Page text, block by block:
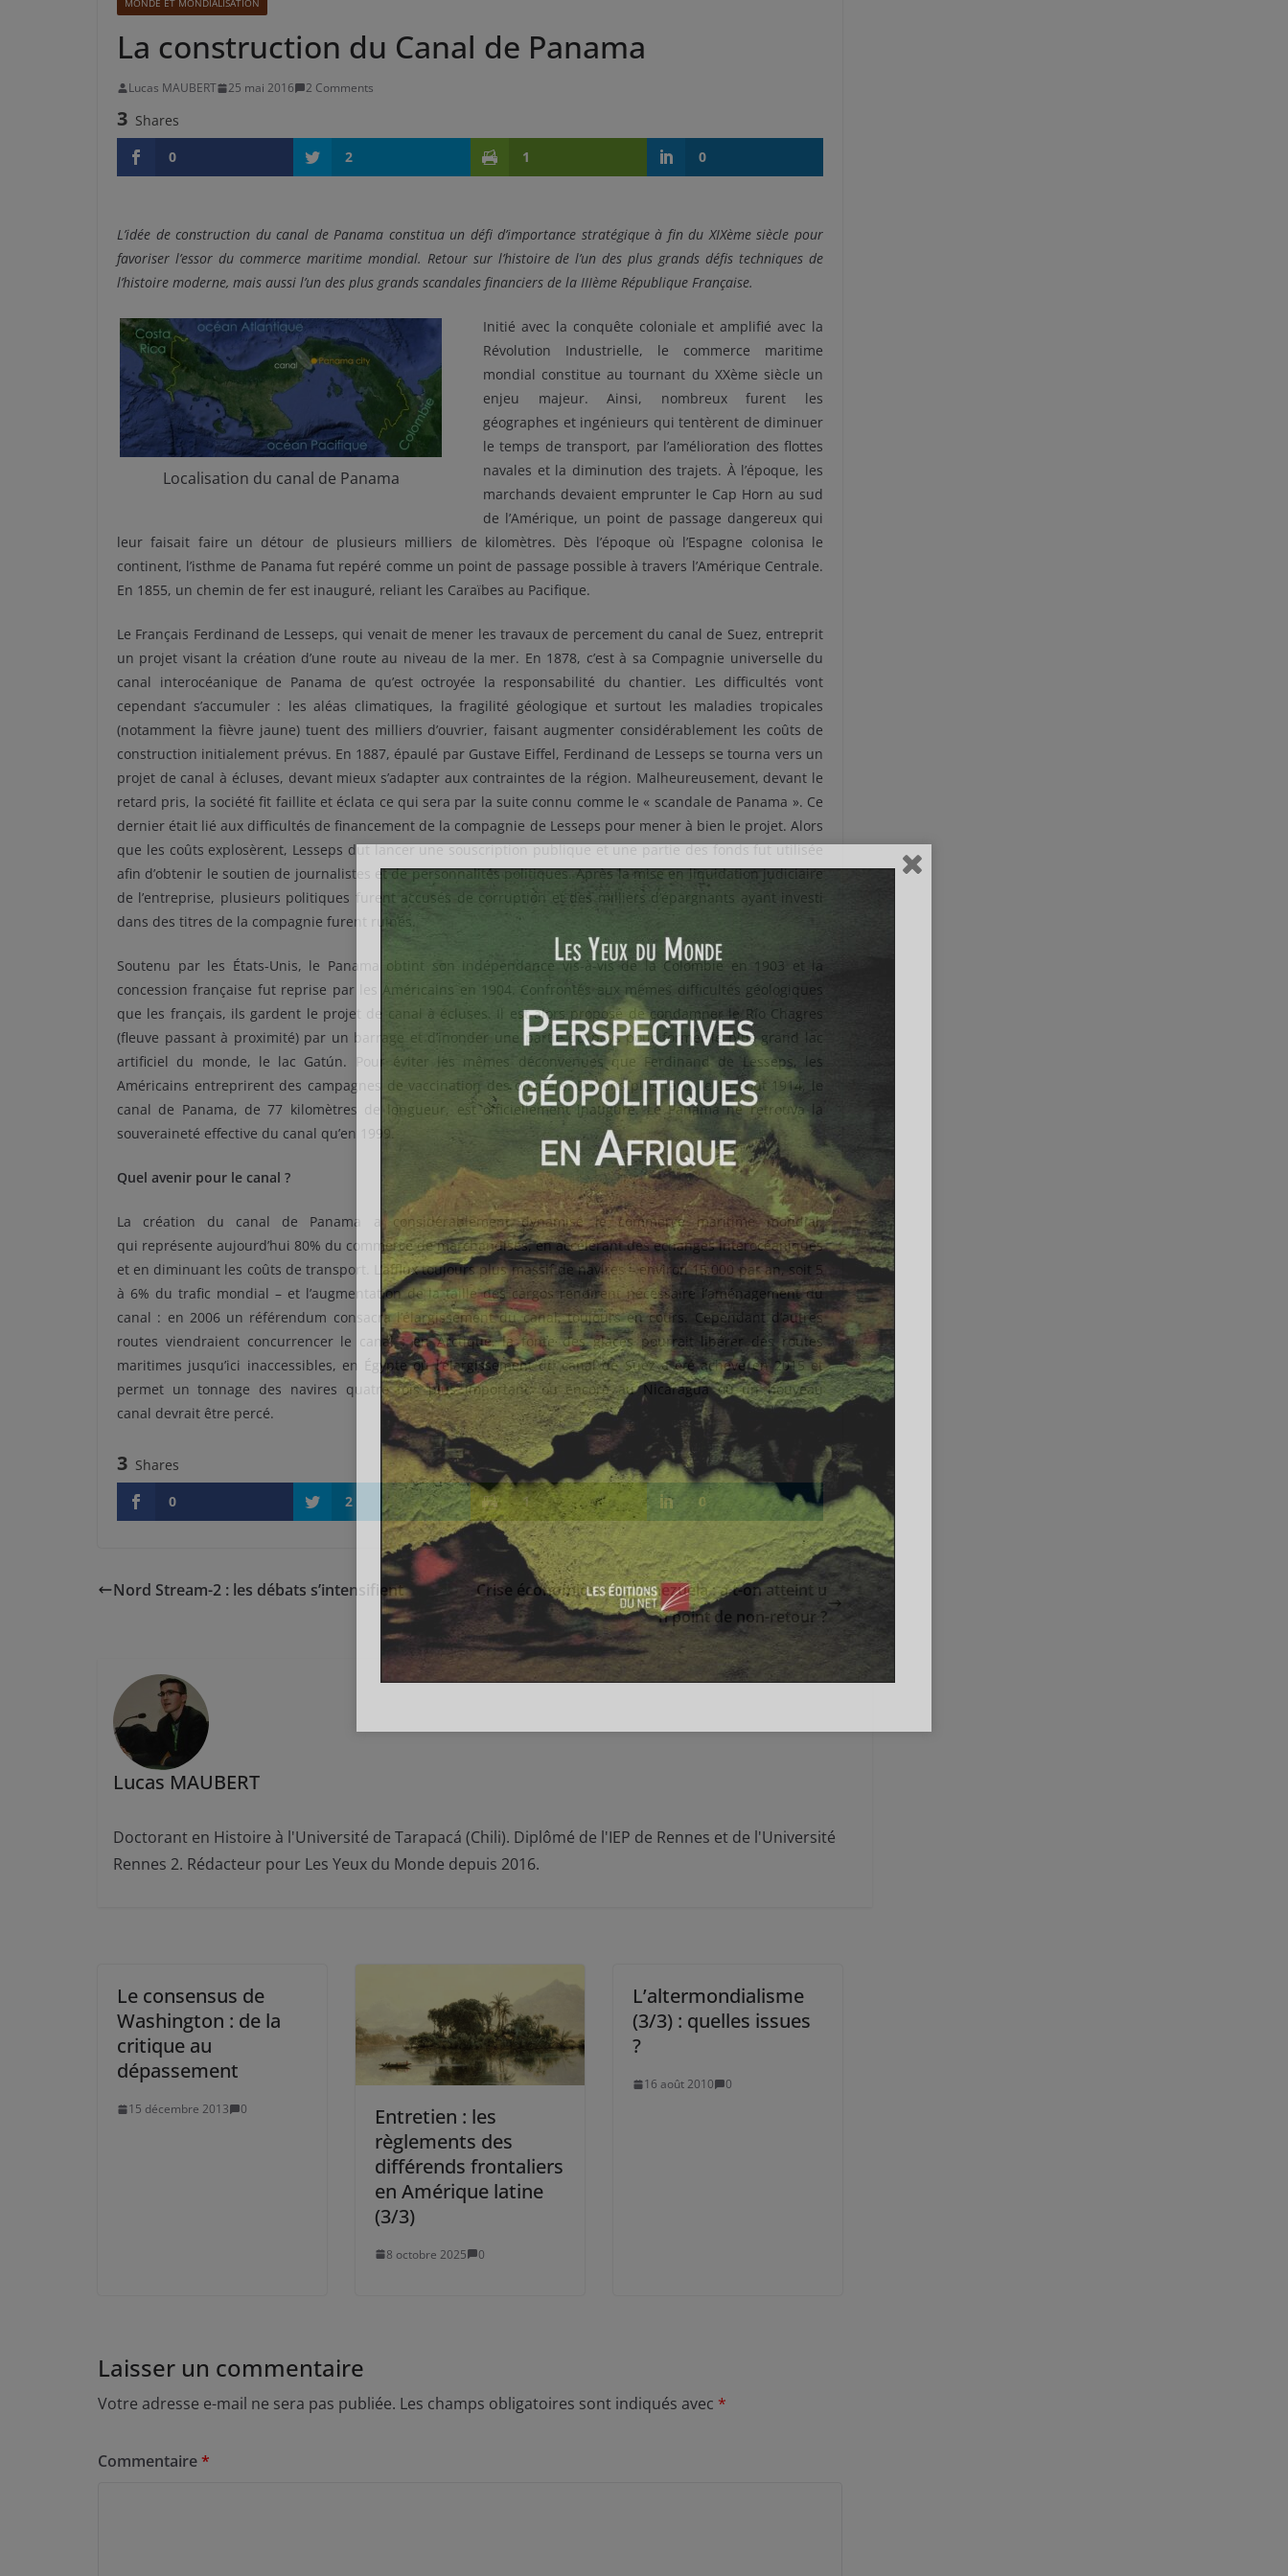
MONDE ET MONDIALISATION
La construction du Canal de Panama
Lucas MAUBERT 25 mai 2016 2 Comments
3 Shares
0
2 1 0
L’idée de construction du canal de Panama constitua un défi d’importance stratégique à fin du XIXème siècle pour
favoriser l’essor du commerce maritime mondial. Retour sur l’histoire de l’un des plus grands défis techniques de
l’histoire moderne, mais aussi l’un des plus grands scandales financiers de la IIIème République Française.
Localisation du canal de Panama
Initié avec la conquête coloniale et amplifié avec la
Révolution Industrielle, le commerce maritime
mondial constitue au tournant du XXème siècle un
enjeu majeur. Ainsi, nombreux furent les
géographes et ingénieurs qui tentèrent de diminuer
le temps de transport, par l’amélioration des flottes
navales et la diminution des trajets. À l’époque, les
marchands devaient emprunter le Cap Horn au sud
de l’Amérique, un point de passage dangereux qui
leur faisait faire un détour de plusieurs milliers de kilomètres. Dès l’époque où l’Espagne colonisa le
continent, l’isthme de Panama fut repéré comme un point de passage possible à travers l’Amérique Centrale.
En 1855, un chemin de fer est inauguré, reliant les Caraïbes au Pacifique.
Le Français Ferdinand de Lesseps, qui venait de mener les travaux de percement du canal de Suez, entreprit
un projet visant la création d’une route au niveau de la mer. En 1878, c’est à sa Compagnie universelle du
canal interocéanique de Panama de qu’est octroyée la responsabilité du chantier. Les difficultés vont
cependant s’accumuler : les aléas climatiques, la fragilité géologique et surtout les maladies tropicales
(notamment la fièvre jaune) tuent des milliers d’ouvrier, faisant augmenter considérablement les coûts de
construction initialement prévus. En 1887, épaulé par Gustave Eiffel, Ferdinand de Lesseps se tourna vers un
projet de canal à écluses, devant mieux s’adapter aux contraintes de la région. Malheureusement, devant le
retard pris, la société fit faillite et éclata ce qui sera par la suite connu comme le « scandale de Panama ». Ce
dernier était lié aux difficultés de financement de la compagnie de Lesseps pour mener à bien le projet. Alors
que les coûts explosèrent, Lesseps dut lancer une souscription publique et une partie des fonds fut utilisée
afin d’obtenir le soutien de journalistes et de personnalités politiques. Après la mise en liquidation judiciaire
de l’entreprise, plusieurs politiques furent accusés de corruption et des milliers d’épargnants ayant investi
dans des titres de la compagnie furent ruinés.
Soutenu par les États-Unis, le Panama obtint son indépendance vis-à-vis de la Colombie en 1903 et la
concession française fut reprise par les Américains en 1904. Confrontés aux mêmes difficultés géologiques
que les français, ils gardent le projet de canal à écluses. Il est alors proposé de condamner le Río Chagres
(fleuve passant à proximité) par un barrage et d’inonder une partie du pays pour former le plus grand lac
artificiel du monde, le lac Gatún. Pour éviter les mêmes déconvenues que Ferdinand de Lesseps, les
Américains entreprirent des campagnes de vaccination des ouvriers. Dix ans plus tard, le 15 août 1914, le
canal de Panama, de 77 kilomètres de longueur, est officiellement inauguré. Le Panama ne retrouva la
souveraineté effective du canal qu’en 1999.
Quel avenir pour le canal ?
La création du canal de Panama a considérablement dynamisé le commerce maritime mondial,
qui représente aujourd’hui 80% du commerce de marchandises, en accélérant des échanges interocéaniques
et en diminuant les coûts de transport. L’afflux toujours plus massif de navires – environ 15.000 par an, soit 5
à 6% du trafic mondial – et l’augmentation de la taille des cargos rendirent nécessaire l’aménagement du
canal : en 2006 un référendum consacra l’élargissement du canal, toujours en cours. Cependant d’autres
routes viendraient concurrencer le canal : en Arctique, la fonte des glaces pourrait libérer des routes
maritimes jusqu’ici inaccessibles, en Égypte où l’élargissement du canal de Suez a été achevé en 2015 et
permet un tonnage des navires quatre fois plus important; ou encore au Nicaragua où un nouveau
canal devrait être percé.
3 Shares
0
2 1 0
Nord Stream-2 : les débats s’intensifient
Crise économique au Venezuela : a t-on atteint u
n point de non-retour ?
Lucas MAUBERT
Doctorant en Histoire à l'Université de Tarapacá (Chili). Diplômé de l'IEP de Rennes et de l'Université
Rennes 2. Rédacteur pour Les Yeux du Monde depuis 2016.
Le consensus de
Washington : de la
critique au
dépassement
15 décembre 2013 0
Entretien : les
règlements des
différends frontaliers
en Amérique latine
(3/3)
8 octobre 2025 0
L’altermondialisme
(3/3) : quelles issues
?
16 août 2010 0
Laisser un commentaire
Votre adresse e-mail ne sera pas publiée. Les champs obligatoires sont indiqués avec *
Commentaire*